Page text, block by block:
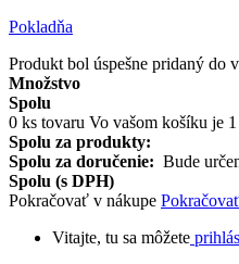
Pokladňa
Produkt bol úspešne pridaný do
Množstvo
Spolu
0 ks tovaru Vo vašom košíku je
Spolu za produkty:
Spolu za doručenie: Bude
Spolu (s DPH)
Pokračovať v nákupe
Vitajte, tu sa môžete